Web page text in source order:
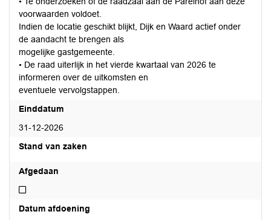
voorwaarden voldoet.
Indien de locatie geschikt blijkt, Dijk en Waard actief onder
de aandacht te brengen als
mogelijke gastgemeente.
• De raad uiterlijk in het vierde kwartaal van 2026 te
informeren over de uitkomsten en
eventuele vervolgstappen.
Einddatum
31-12-2026
Stand van zaken
Afgedaan
Niet afgedaan
Datum afdoening